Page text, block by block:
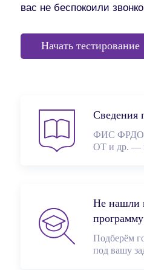
вас не беспокоили
Начать тестирование
Сведения
ФИС ФРДО,
ОТ и др. —
Не нашли
Подберём
под вашу